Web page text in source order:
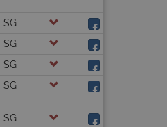
SG
SG
SG
SG
SG